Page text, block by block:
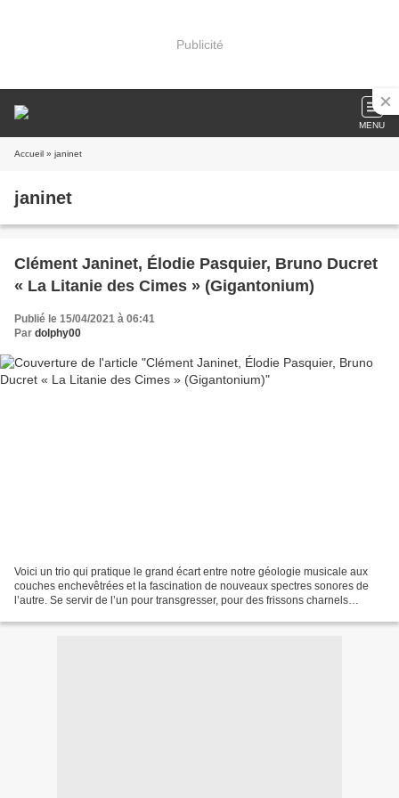
Publicité
MENU
Accueil » janinet
janinet
Clément Janinet, Élodie Pasquier, Bruno Ducret
« La Litanie des Cimes » (Gigantonium)
Publié le 15/04/2021 à 06:41
Par dolphy00
Voici un trio qui pratique le grand écart entre notre géologie musicale aux
couches enchevêtrées et la fascination de nouveaux spectres sonores de
l’autre. Se servir de l’un pour transgresser, pour des frissons charnels